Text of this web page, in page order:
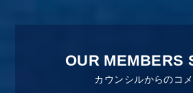
OUR MEMBERS
カウンシルからのコ